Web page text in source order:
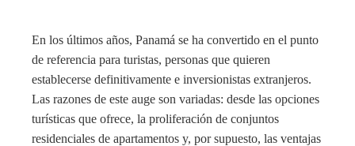
En los últimos años, Panamá se ha convertido en el punto
de referencia para turistas, personas que quieren
establecerse definitivamente e inversionistas extranjeros.
Las razones de este auge son variadas: desde las opciones
turísticas que ofrece, la proliferación de conjuntos
residenciales de apartamentos y, por supuesto, las ventajas